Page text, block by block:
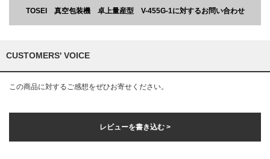
TOSEI 真空包装機 卓上量産型 V-455G-1に対するお問い合わせ
CUSTOMERS' VOICE
この商品に対するご感想をぜひお寄せください。
レビューを書き込む >